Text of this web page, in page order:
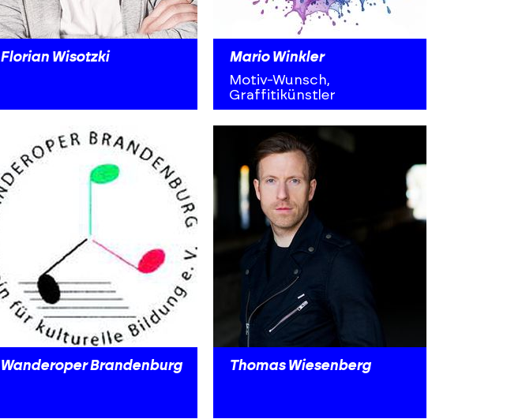
Florian Wisotzki
Mario Winkler
Motiv-Wunsch,
Graffitikünstler
Wanderoper Brandenburg Thomas Wiesenberg